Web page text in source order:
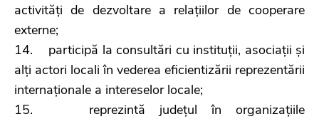
activități de dezvoltare a relațiilor de cooperare
externe;
14. participă la consultări cu instituții, asociații și
alți actori locali în vederea eficientizării reprezentării
internaționale a intereselor locale;
15. reprezintă județul în organizațiile